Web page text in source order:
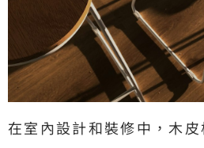
在室內設計和裝修中，木